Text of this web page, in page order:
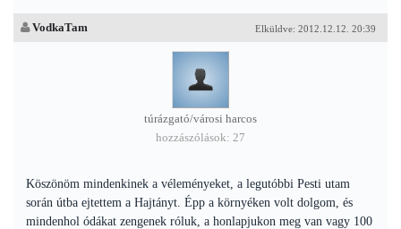
Elküldve: 2012.12.12. 20:39
VodkaTam
túrázgató/városi harcos
hozzászólások: 27
Köszönöm mindenkinek a véleményeket, a legutóbbi Pesti utam
során útba ejtettem a Hajtányt. Épp a környéken volt dolgom, és
mindenhol ódákat zengenek róluk, a honlapjukon meg van vagy 100